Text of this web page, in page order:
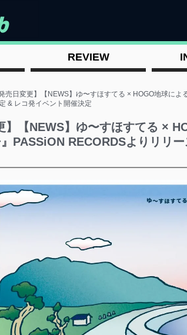
REVIEW
発売日変更】【NEWS】ゆ〜すほすてる × HOGO地球に
& レコ発イベント開催決定
】【NEWS】ゆ〜すほすてる ×
』PASSiON RECORDSよりリリ